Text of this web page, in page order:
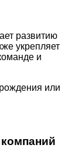
развитию
укрепляет
и
или